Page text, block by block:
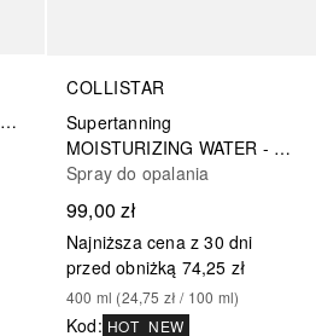
INTENSYWNIE MODELUJĄCY KREM UJĘDRNIAJĄCY
COLLISTAR
Supertanning
MOISTURIZING WATER - Nawilżająca woda z mleczkiem aloesowym i złotymi drobinkami
Spray do opalania
99,00 zł
Najniższa cena z 30 dni
przed obniżką 74,25 zł
400 ml (24,75 zł / 100 ml)
Kod: HOT NEW